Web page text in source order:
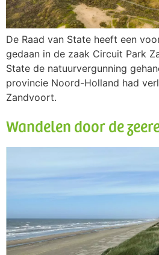
De Raad van State heeft een
gedaan in de zaak Circuit Park
State de natuurvergunning
provincie Noord-Holland had
Zandvoort.
Wandelen door de